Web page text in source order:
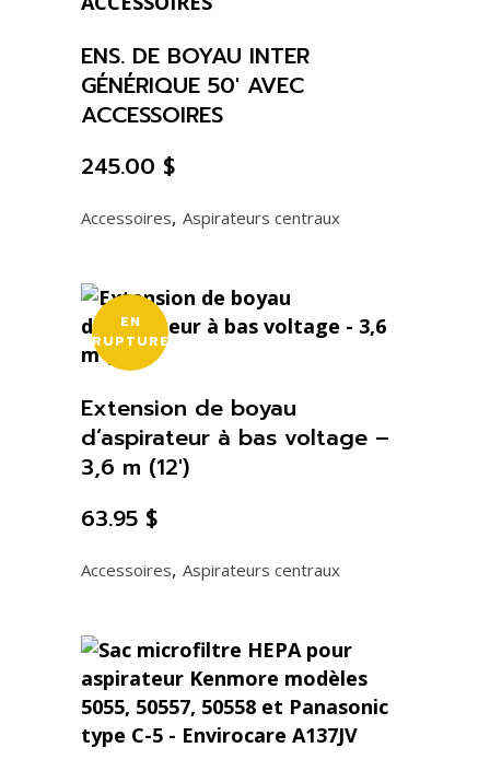
Accessoires, Aspirateurs centraux
ENS. DE BOYAU INTER
GÉNÉRIQUE 50′ AVEC
ACCESSOIRES
245.00 $
EN
RUPTURE
Accessoires, Aspirateurs centraux
Extension de boyau
d’aspirateur à bas voltage –
3,6 m (12′)
63.95 $